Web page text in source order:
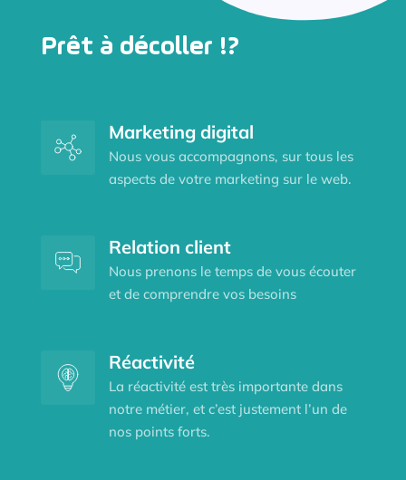
Prêt à décoller !?
Marketing digital
Nous vous accompagnons, sur tous les
aspects de votre marketing sur le web.
Relation client
Nous prenons le temps de vous écouter
et de comprendre vos besoins
Réactivité
La réactivité est très importante dans
notre métier, et c’est justement l’un de
nos points forts.